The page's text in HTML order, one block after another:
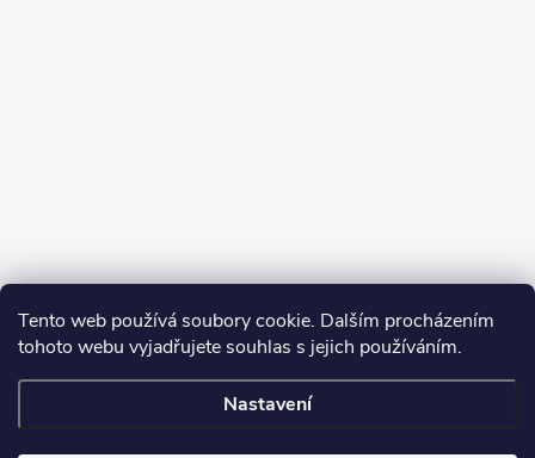
Tento web používá soubory cookie. Dalším procházením
tohoto webu vyjadřujete souhlas s jejich používáním.
Nastavení
Sledovat na Instagramu